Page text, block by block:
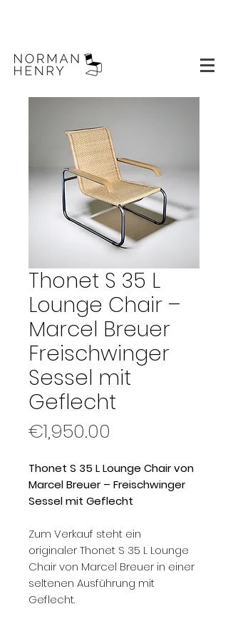
Thonet S 35 L
Lounge Chair –
Marcel Breuer
Freischwinger
Sessel mit
Geflecht
€1,950.00
Thonet S 35 L Lounge Chair von
Marcel Breuer – Freischwinger
Sessel mit Geflecht
Zum Verkauf steht ein
originaler Thonet S 35 L Lounge
Chair von Marcel Breuer in einer
seltenen Ausführung mit
Geflecht.